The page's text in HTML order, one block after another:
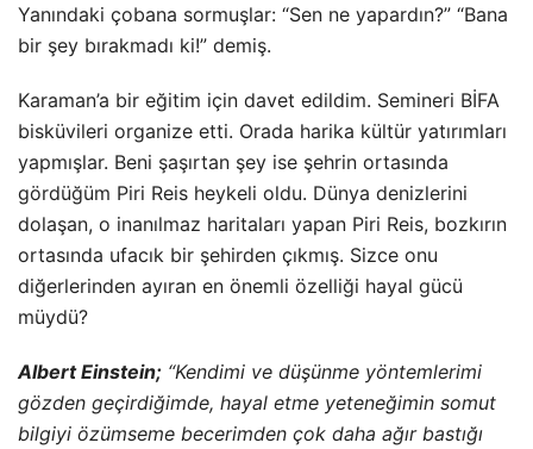
Yanındaki çobana sormuşlar: “Sen ne yapardın?” “Bana
bir şey bırakmadı ki!” demiş.
Karaman’a bir eğitim için davet edildim. Semineri BİFA
bisküvileri organize etti. Orada harika kültür yatırımları
yapmışlar. Beni şaşırtan şey ise şehrin ortasında
gördüğüm Piri Reis heykeli oldu. Dünya denizlerini
dolaşan, o inanılmaz haritaları yapan Piri Reis, bozkırın
ortasında ufacık bir şehirden çıkmış. Sizce onu
diğerlerinden ayıran en önemli özelliği hayal gücü
müydü?
Albert Einstein; “Kendimi ve düşünme yöntemlerimi
gözden geçirdiğimde, hayal etme yeteneğimin somut
bilgiyi özümseme becerimden çok daha ağır bastığı